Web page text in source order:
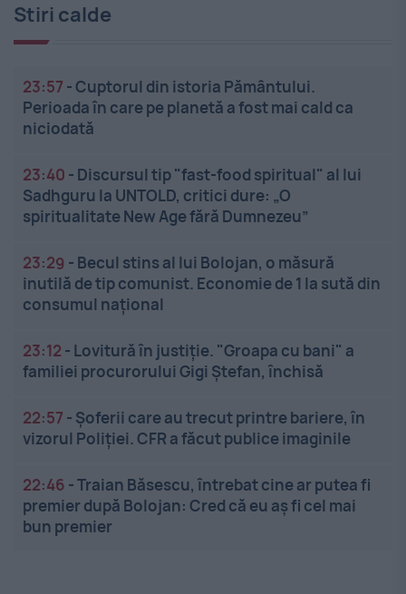
Stiri calde
23:57 -Cuptorul din istoria Pământului.
Perioada în care pe planetă a fost mai cald ca
niciodată
23:40 - Discursul tip "fast-food spiritual" al lui
Sadhguru la UNTOLD, critici dure: „O
spiritualitate New Age fără Dumnezeu”
23:29 - Becul stins al lui Bolojan, o măsură
inutilă de tip comunist. Economie de 1 la sută din
consumul național
23:12 - Lovitură în justiție. "Groapa cu bani" a
familiei procurorului Gigi Ștefan, închisă
22:57 - Șoferii care au trecut printre bariere, în
vizorul Poliției. CFR a făcut publice imaginile
22:46 -Traian Băsescu, întrebat cine ar putea fi
premier după Bolojan: Cred că eu aș fi cel mai
bun premier